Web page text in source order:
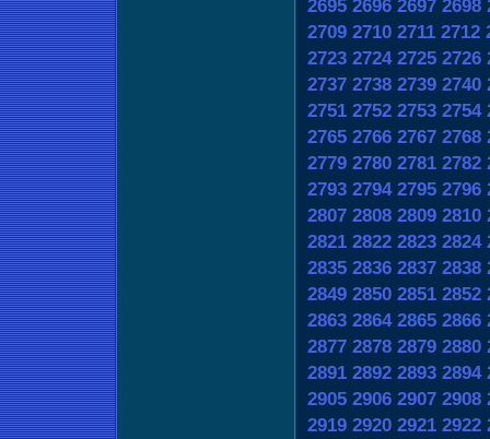
2695 2696 2697 2698
2709 2710 2711 2712
2723 2724 2725 2726
2737 2738 2739 2740
2751 2752 2753 2754
2765 2766 2767 2768
2779 2780 2781 2782
2793 2794 2795 2796
2807 2808 2809 2810
2821 2822 2823 2824
2835 2836 2837 2838
2849 2850 2851 2852
2863 2864 2865 2866
2877 2878 2879 2880
2891 2892 2893 2894
2905 2906 2907 2908
2919 2920 2921 2922